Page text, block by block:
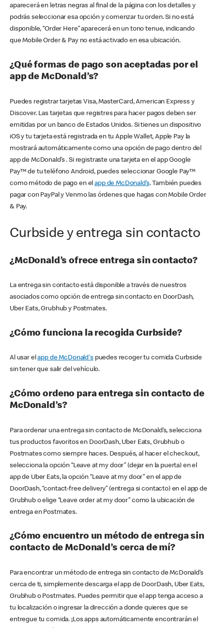
aparecerá en letras negras al final de la página con los detalles y
podrás seleccionar esa opción y comenzar tu orden. Si no está
disponible, “Order Here” aparecerá en un tono tenue, indicando
que Mobile Order & Pay no está activado en esa ubicación.
¿Qué formas de pago son aceptadas por el
app de McDonald’s?
Puedes registrar tarjetas Visa, MasterCard, American Express y
Discover. Las tarjetas que registres para hacer pagos deben ser
emitidas por un banco de Estados Unidos. Si tienes un dispositivo
iOS y tu tarjeta está registrada en tu Apple Wallet, Apple Pay la
mostrará automáticamente como una opción de pago dentro del
app de McDonald’s . Si registraste una tarjeta en el app Google
Pay™ de tu teléfono Android, puedes seleccionar Google Pay™
como método de pago en elapp de McDonald’s. También puedes
pagar con PayPal y Venmo las órdenes que hagas con Mobile Order
& Pay.
Curbside y entrega sin contacto
¿McDonald’s ofrece entrega sin contacto?
La entrega sin contacto está disponible a través de nuestros
asociados como opción de entrega sin contacto en DoorDash,
Uber Eats, Grubhub y Postmates.
¿Cómo funciona la recogida Curbside?
Al usar elapp de McDonald'spuedes recoger tu comida Curbside
sin tener que salir del vehículo.
¿Cómo ordeno para entrega sin contacto de
McDonald’s?
Para ordenar una entrega sin contacto de McDonald’s, selecciona
tus productos favoritos en DoorDash, Uber Eats, Grubhub o
Postmates como siempre haces. Después, al hacer el checkout,
selecciona la opción “Leave at my door” (dejar en la puerta) en el
app de Uber Eats, la opción “Leave at my door” en el app de
DoorDash, “contact-free delivery” (entrega si contacto) en el app de
Grubhub o elige “Leave order at my door” como la ubicación de
entrega en Postmates.
¿Cómo encuentro un método de entrega sin
contacto de McDonald’s cerca de mí?
Para encontrar un método de entrega sin contacto de McDonald’s
cerca de ti, simplemente descarga el app de DoorDash, Uber Eats,
Grubhub o Postmates. Puedes permitir que el app tenga acceso a
tu localización o ingresar la dirección a donde quieres que se
entregue tu comida. ¡Los apps automáticamente encontrarán el